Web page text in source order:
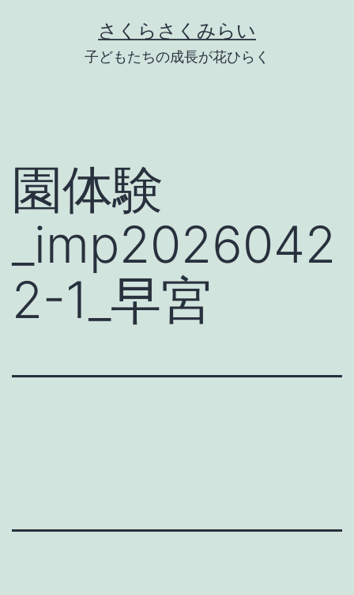
さくらさくみらい
子どもたちの成長が花ひらく
園体験
_imp2026042
2-1_早宮